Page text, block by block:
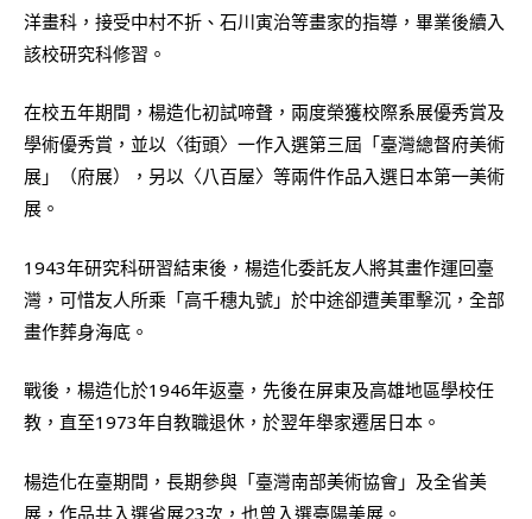
洋畫科，接受中村不折、石川寅治等畫家的指導，畢業後續入
該校研究科修習。
在校五年期間，楊造化初試啼聲，兩度榮獲校際系展優秀賞及
學術優秀賞，並以〈街頭〉一作入選第三屆「臺灣總督府美術
展」（府展），另以〈八百屋〉等兩件作品入選日本第一美術
展。
1943年研究科研習結束後，楊造化委託友人將其畫作運回臺
灣，可惜友人所乘「高千穗丸號」於中途卻遭美軍擊沉，全部
畫作葬身海底。
戰後，楊造化於1946年返臺，先後在屏東及高雄地區學校任
教，直至1973年自教職退休，於翌年舉家遷居日本。
楊造化在臺期間，長期參與「臺灣南部美術協會」及全省美
展，作品共入選省展23次，也曾入選臺陽美展。